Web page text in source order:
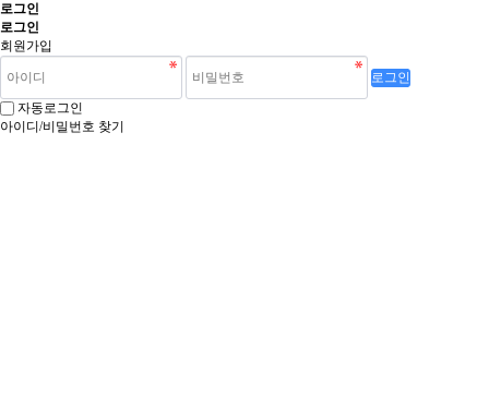
로그인
로그인
회원가입
로그인
자동로그인
아이디/비밀번호 찾기